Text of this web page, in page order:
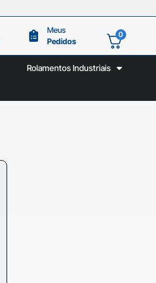
Meus
Pedidos
0
Rolamentos Industriais